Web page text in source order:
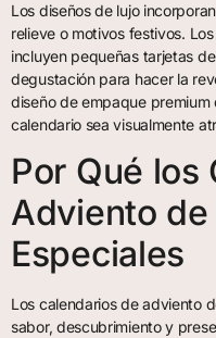
Los diseños de lujo
relieve o motivos festivos.
incluyen pequeñas tarjetas
degustación para hacer la
diseño de empaque
calendario sea visualmente
Por Qué los
Adviento
Especiales
Los calendarios de adviento
sabor, descubrimiento y